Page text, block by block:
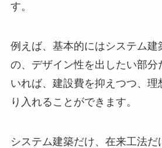
す。
例えば、基本的にはシステム建
の、デザイン性を出したい部分
いれば、建設費を抑えつつ、理
り入れることができます。
システム建築だけ、在来工法だ